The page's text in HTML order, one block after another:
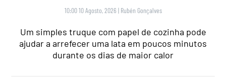
10:00 10 Agosto, 2026 | Rubén Gonçalves
Um simples truque com papel de cozinha pode
ajudar a arrefecer uma lata em poucos minutos
durante os dias de maior calor